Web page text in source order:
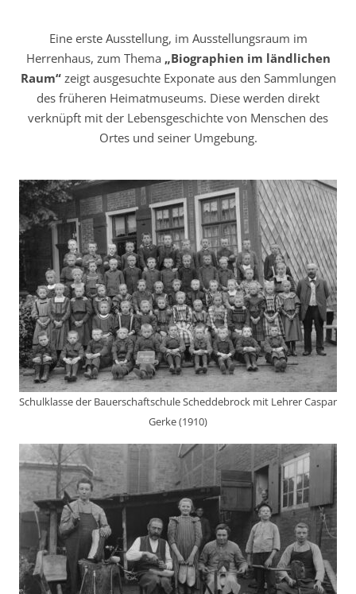
Eine erste Ausstellung, im Ausstellungsraum im
Herrenhaus, zum Thema „Biographien im ländlichen
Raum“zeigt ausgesuchte Exponate aus den Sammlungen
des früheren Heimatmuseums. Diese werden direkt
verknüpft mit der Lebensgeschichte von Menschen des
Ortes und seiner Umgebung.
Schulklasse der Bauerschaftschule Scheddebrock mit Lehrer Caspar
Gerke (1910)